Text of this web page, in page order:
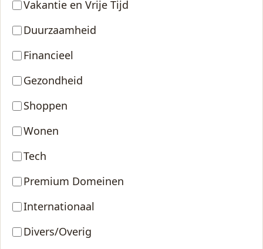
Vakantie en Vrije Tijd
Duurzaamheid
Financieel
Gezondheid
Shoppen
Wonen
Tech
Premium Domeinen
Internationaal
Divers/Overig